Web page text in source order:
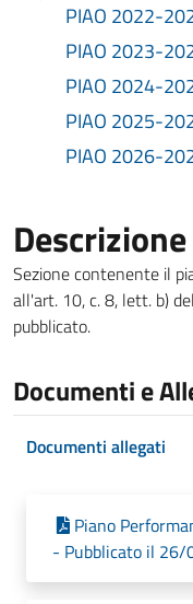
PIAO 2022-
PIAO 2023-
PIAO 2024-
PIAO 2025-
PIAO 2026-
Descrizione
Sezione contenente il
all'art. 10, c. 8, lett. b)
pubblicato.
Documenti e
Documenti allegati
Piano
- Pubblicato il